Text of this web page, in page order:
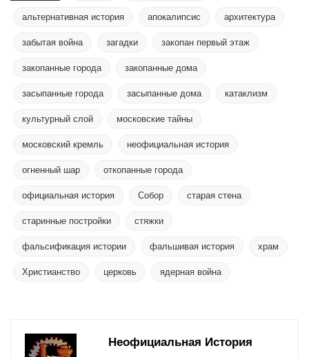
альтернативная история апокалипсис архитектура
забытая война загадки закопан первый этаж
закопанные города закопанные дома
засыпанные города засыпанные дома катаклизм
культурный слой московские тайны
московский кремль неофициальная история
огненный шар откопанные города
официальная история Собор старая стена
старинные постройки стяжки
фальсификация истории фальшивая история храм
Христианство церковь ядерная война
Неофициальная История